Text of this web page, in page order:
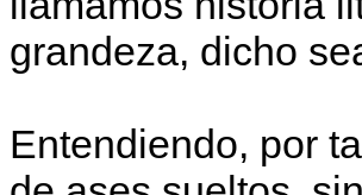
grandeza, dicho
Entendiendo, por